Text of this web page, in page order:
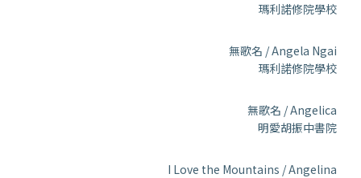
瑪利諾修院學校
無歌名 / Angela Ngai
瑪利諾修院學校
無歌名 / Angelica
明愛胡振中書院
I Love the Mountains / Angelina